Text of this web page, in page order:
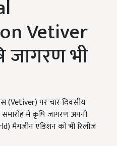
Vetiver
जागरण भी
(Vetiver) पर चार दिवसीय
में कृषि जागरण अपनी
मैगजीन एडिशन को भी रिलीज